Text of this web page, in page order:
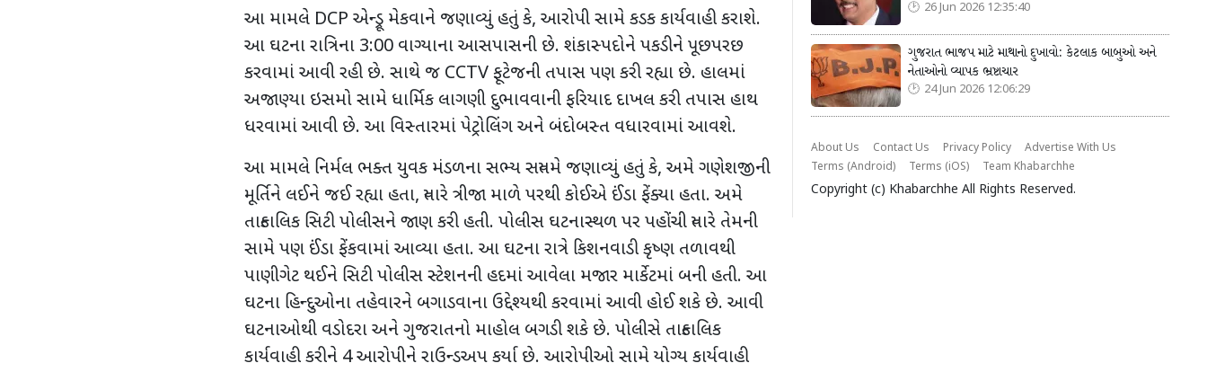
આ મામલે DCP એન્ડ્રૂ મેકવાને જણાવ્યું હતું કે, આરોપી સામે કડક કાર્યવાહી કરાશે.
આ ઘટના રાત્રિના 3:00 વાગ્યાના આસપાસની છે. શંકાસ્પદોને પકડીને પૂછપરછ
કરવામાં આવી રહી છે. સાથે જ CCTV ફૂટેજની તપાસ પણ કરી રહ્યા છે. હાલમાં
અજાણ્યા ઇસમો સામે ધાર્મિક લાગણી દુભાવવાની ફરિયાદ દાખલ કરી તપાસ હાથ
ધરવામાં આવી છે. આ વિસ્તારમાં પેટ્રોલિંગ અને બંદોબસ્ત વધારવામાં આવશે.
આ મામલે નિર્મલ ભક્ત યુવક મંડળના સભ્ય સત્યમે જણાવ્યું હતું કે, અમે ગણેશજીની
મૂર્તિને લઈને જઈ રહ્યા હતા, ત્યારે ત્રીજા માળે પરથી કોઈએ ઈંડા ફેંક્યા હતા. અમે
તાત્કાલિક સિટી પોલીસને જાણ કરી હતી. પોલીસ ઘટનાસ્થળ પર પહોંચી ત્યારે તેમની
સામે પણ ઈંડા ફેંકવામાં આવ્યા હતા. આ ઘટના રાત્રે કિશનવાડી કૃષ્ણ તળાવથી
પાણીગેટ થઈને સિટી પોલીસ સ્ટેશનની હદમાં આવેલા મજાર માર્કેટમાં બની હતી. આ
ઘટના હિન્દુઓના તહેવારને બગાડવાના ઉદ્દેશ્યથી કરવામાં આવી હોઈ શકે છે. આવી
ઘટનાઓથી વડોદરા અને ગુજરાતનો માહોલ બગડી શકે છે. પોલીસે તાત્કાલિક
કાર્યવાહી કરીને 4 આરોપીને રાઉન્ડઅપ કર્યા છે. આરોપીઓ સામે યોગ્ય કાર્યવાહી
26 Jun 2026 12:35:40
ગુજરાત ભાજપ માટે માથાનો દુખાવો: કેટલાક બાબુઓ અને
નેતાઓનો વ્યાપક ભ્રષ્ટાચાર
24 Jun 2026 12:06:29
About Us Contact Us Privacy Policy
Advertise With Us
Terms (Android)
Terms (iOS) Team Khabarchhe
Copyright (c) Khabarchhe All Rights Reserved.